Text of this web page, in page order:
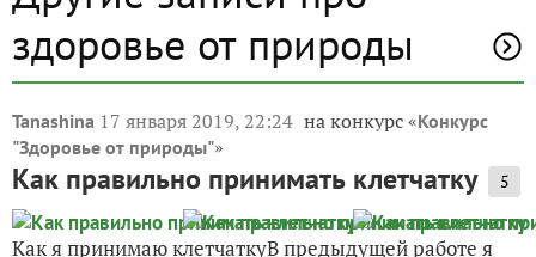
здоровье от природы
Tanashina 17 января 2019, 22:24 на конкурс «Конкурс
"Здоровье от природы"»
Как правильно принимать клетчатку 5
Как я принимаю клетчаткуВ предыдущей работе я